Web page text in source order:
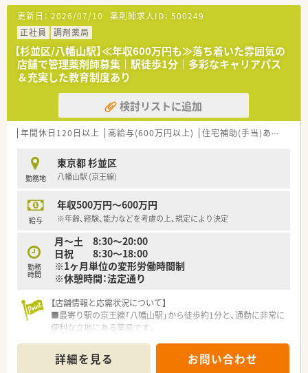
【勤務実態について】
■残業時間は月に10時間から20時間程度と比較的少なく、15分
単位で時間外手当が支給されるため無理なく働けます。
■有給休暇の取得率も高く年間10日以上は消化できており、夏
季や年末年始には1週間程度の長期休暇も取得可能です。
■店舗で力を入れているアロマ製品の販売や説明にも携わるこ
とができ、薬剤師の専門知識を活かした幅広い提案が可能です。
【想定されるキャリアイメージ】
■入社後はOJT制度を通じて業務に慣れていただき、ゆくゆくは
管理薬剤師として店舗運営の中核を担うことが期待されます。
て専門性を高めながらキャリアを形成することが可能です。
■アロマアドバイザーなどの資格を取得することで、薬学的な知
識にプラスアルファの強みを持った薬剤師を目指せます。
【法人特徴について】
■東京都内にて6店舗の調剤薬局を展開しており、どの店舗もオ
■調剤業務の枠を超えてアロマオイルや香る紙ジュエリーの開
発販売を手掛けており、香りを通じた健康提案を行っています。
■現場からの声が届きやすいアットホームな社風を大切にして
おり、代表との距離も近く風通しの良い組織文化を築いていま
■認定薬剤師の取得支援制度が整っているほか、認知症ライフパ
ートナーやアロマアドバイザーなどの資格取得も応援します。
更新日： 2026/07/10 薬剤師求人ID： 500249
正社員
調剤薬局
【杉並区/八幡山駅】≪年収600万円も≫落ち着いた雰囲気の
店舗で管理薬剤師募集｜駅徒歩1分｜多彩なキャリアパス
＆充実した教育制度あり
検討リストに追加
年間休日120日以上 高給与(600万円以上) 住宅補助(手当)あり
勤務地
東京都 杉並区
八幡山駅 (京王線)
給与
年収500万円～600万円
※年齢、経験、能力などを考慮の上、規定により決定
勤務
時間
月～土 8:30～20:00
日祝 8:30～18:00
※1ヶ月単位の変形労働時間制
※休憩時間：法定通り
【店舗情報と応需状況について】
■最寄り駅の京王線「八幡山駅」から徒歩約1分と、通勤に非常に
便利な立地にある薬局です。
アレルギー科など多彩な処方箋を応需しています。
■処方箋枚数は1日あたり約80枚で、薬剤師は常勤4名、非常勤2
詳細を見る お問い合わせ